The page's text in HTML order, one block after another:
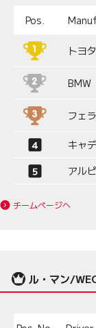
Pos.
トヨタ
BMW
フェ
キャ
アル
チームページへ
ル・マン/